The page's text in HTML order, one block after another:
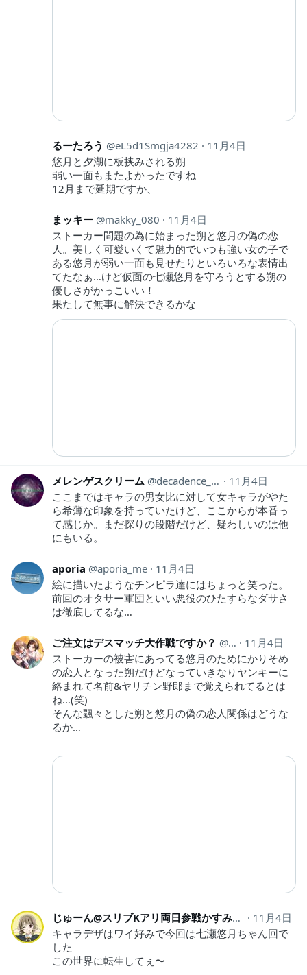
るーたろう eL5d1Smgja4282
11月4日
悠月と夕湖に板挟みされる朔
弱い一面もまたよかったですね
12月まで延期ですか、
まッキー makky_080
11月4日
ストーカー問題の為に始まった朔と悠月の偽の恋
人。美しく可愛いくて魅力的でいつも強い女の子で
ある悠月が弱い一面も見せたりといろいろな表情出
てたなぁ…けど仮面の七瀬悠月を守ろうとする朔の
優しさがかっこいい！
果たして無事に解決できるかな
メレンゲスクリーム decadence_1990
11月4日
ここまではキャラの男女比に対して女キャラがやた
ら希薄な印象を持っていたけど、ここからが本番っ
て感じか。まだ探りの段階だけど、疑わしいのは他
にもいる。
aporia aporia_me
11月4日
絵に描いたようなチンピラ達にはちょっと笑った。
前回のオタサー軍団といい悪役のひたすらなダサさ
は徹底してるな…
ご注文はデスマッチ大作戦ですか？ gcus_daisakusen
11月4日
ストーカーの被害にあってる悠月のためにかりそめ
の恋人となった朔だけどなっていきなりヤンキーに
絡まれて名前&ヤリチン野郎まで覚えられてるとは
ね…(笑)
そんな飄々とした朔と悠月の偽の恋人関係はどうな
るか…
じゅーん@スリブKアリ両日参戦かすみん推し
11月4日
キャラデザはワイ好みで今回は七瀬悠月ちゃん回で
した
この世界に転生してぇ〜